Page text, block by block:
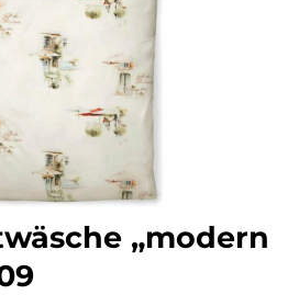
„modern